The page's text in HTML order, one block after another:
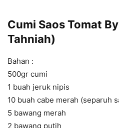
Cumi Saos Tomat
Tahniah)
Bahan :
500gr cumi
1 buah jeruk nipis
10 buah cabe merah (separuh
5 bawang merah
2 bawang putih